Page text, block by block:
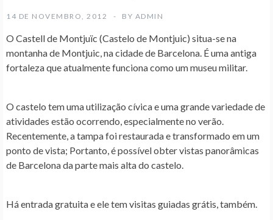
14 DE NOVEMBRO, 2012 BY ADMIN
O Castell de Montjuïc (Castelo de Montjuic) situa-se na
montanha de Montjuic, na cidade de Barcelona. É uma antiga
fortaleza que atualmente funciona como um museu militar.
O castelo tem uma utilização cívica e uma grande variedade de
atividades estão ocorrendo, especialmente no verão.
Recentemente, a tampa foi restaurada e transformado em um
ponto de vista; Portanto, é possível obter vistas panorâmicas
de Barcelona da parte mais alta do castelo.
Há entrada gratuita e ele tem visitas guiadas grátis, também.